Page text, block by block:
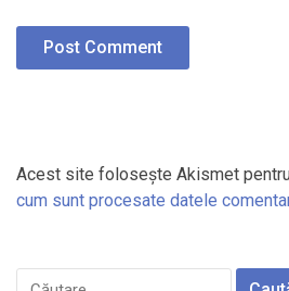
Acest site folosește Akismet
cum sunt procesate datele
Caută